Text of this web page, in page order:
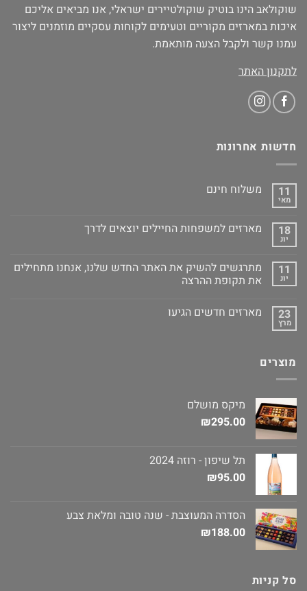
שוקולאב הינו בוטיק שוקולטיירים ישראלי, אנו מביאים אליכם
איכות במארזים מקוריים וטעימים לקוחות עסקיים מוזמנים ליצור
עמנו קשר ולקבל הצעה מותאמת.
לתקנון האתר
חדשות אחרונות
11
מאי
משלוח חינם
18
יונ
מארזים למשפחות החיילים יוצאים לדרך
11
יונ
מתרגשים להשיק את האתר החדש שלנו, אנחנו מתחילים
את תקופת ההרצה
23
מרץ
מארזים חדשים הגיעו
מוצרים
מיקס מושלם
₪295.00
תל שיפון - רוזה 2024
₪95.00
הסדרה המעוצבת - שנה טובה ומלאת צבע
₪188.00
סל קניות